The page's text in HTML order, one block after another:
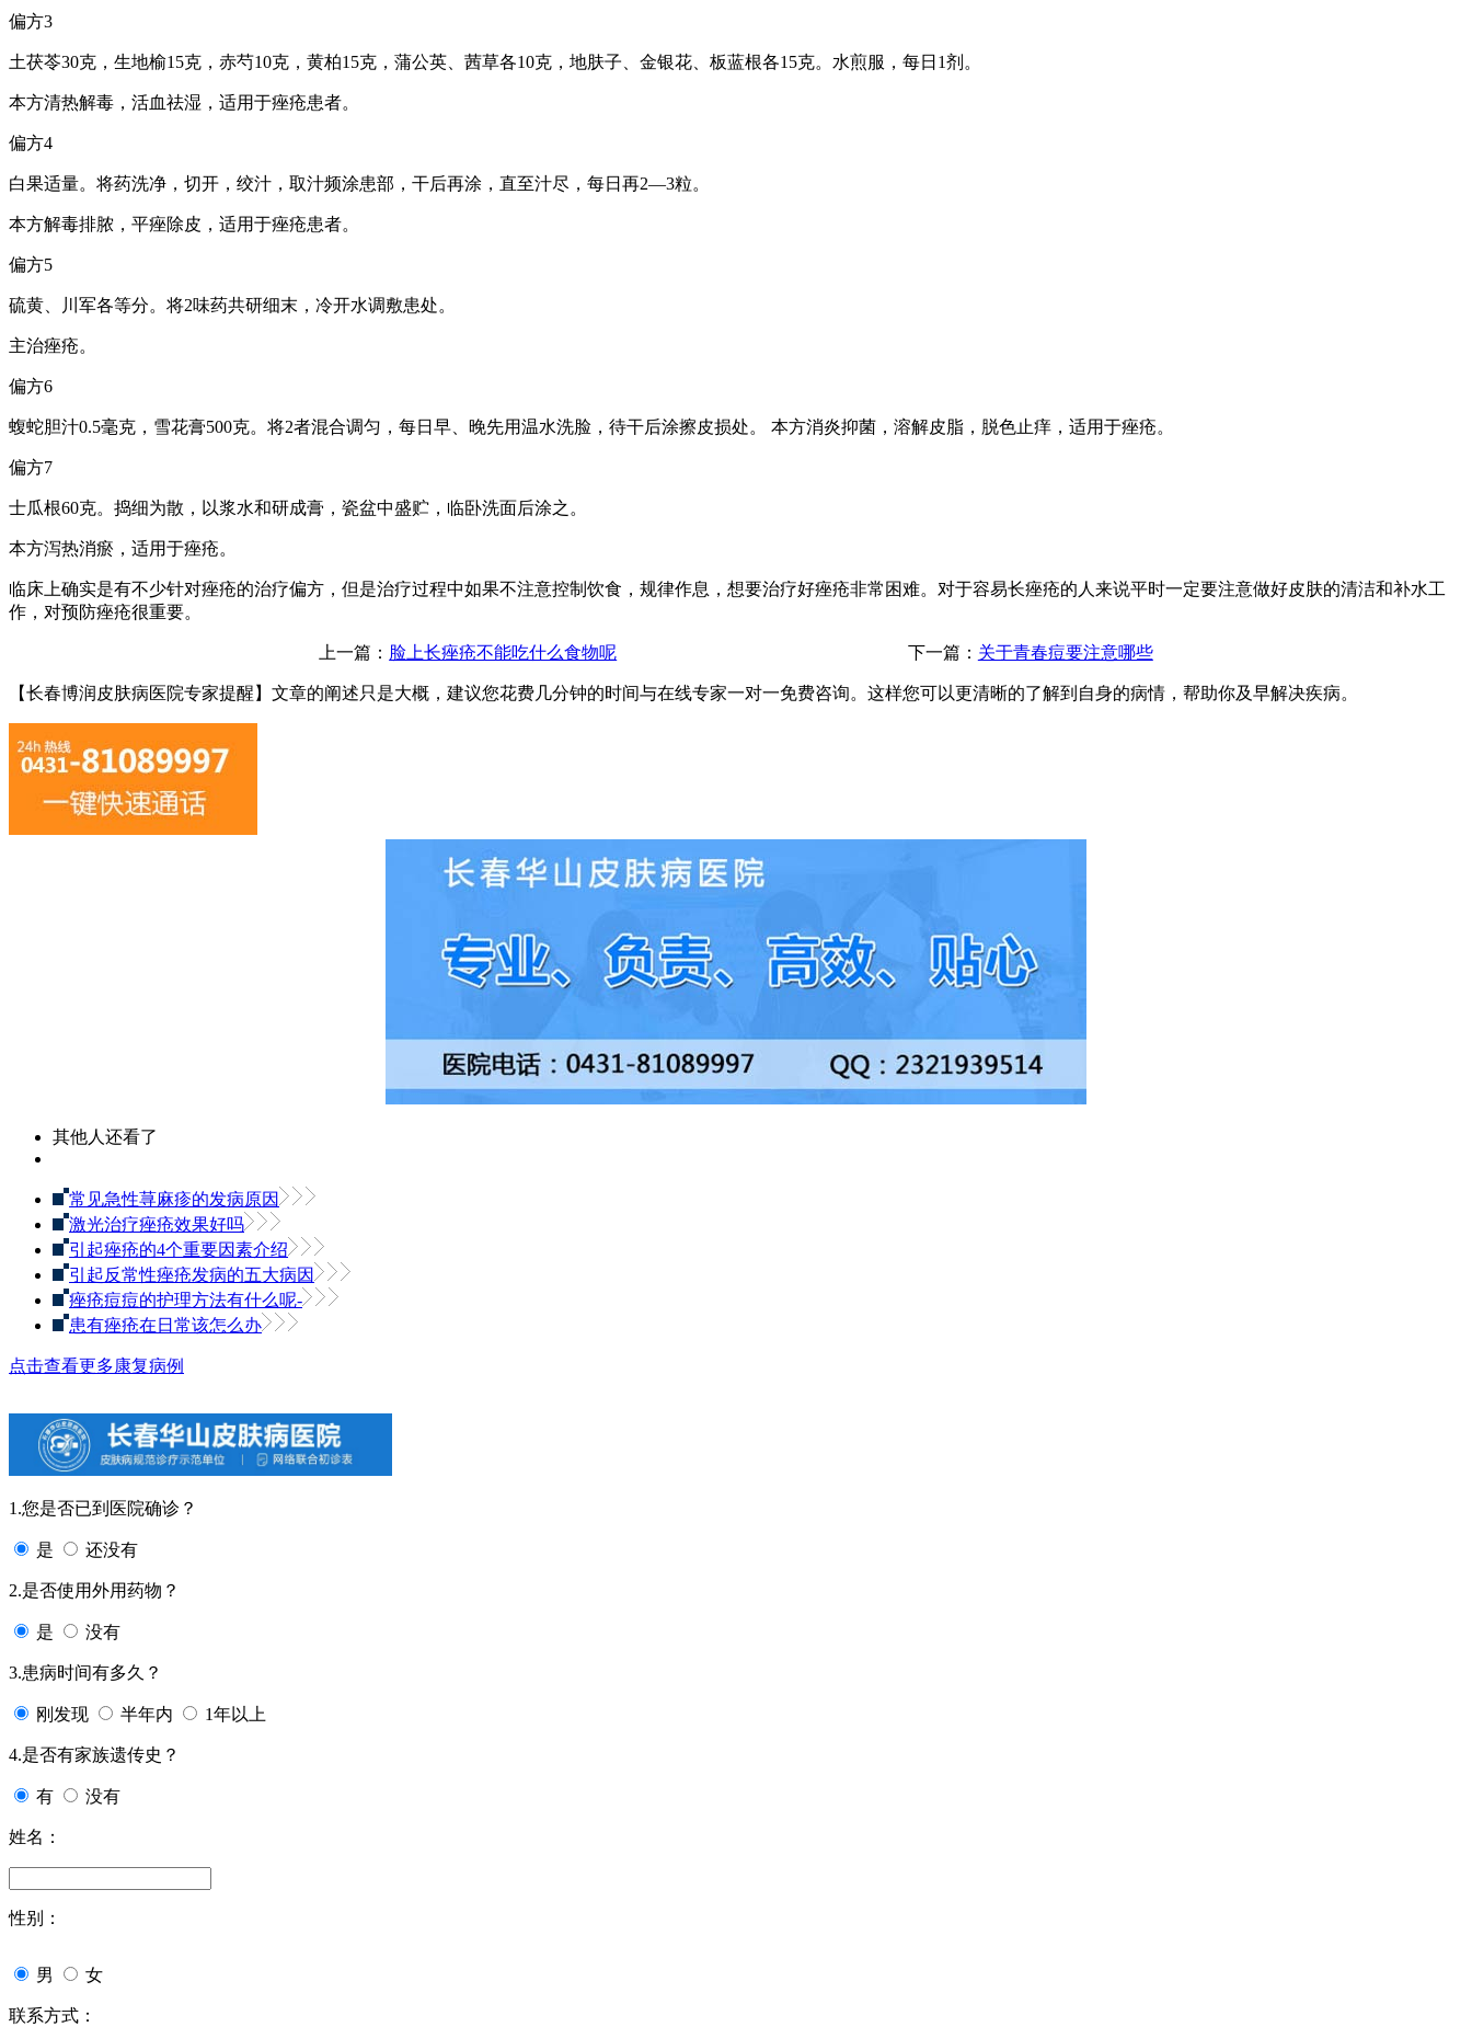
偏方3
土茯苓30克，生地榆15克，赤芍10克，黄柏15克，蒲公英、茜草各10克，地肤子、金银花、板蓝根各15克。水煎服，每日1剂。
本方清热解毒，活血祛湿，适用于痤疮患者。
偏方4
白果适量。将药洗净，切开，绞汁，取汁频涂患部，干后再涂，直至汁尽，每日再2—3粒。
本方解毒排脓，平痤除皮，适用于痤疮患者。
偏方5
硫黄、川军各等分。将2味药共研细末，冷开水调敷患处。
主治痤疮。
偏方6
蝮蛇胆汁0.5毫克，雪花膏500克。将2者混合调匀，每日早、晚先用温水洗脸，待干后涂擦皮损处。 本方消炎抑菌，溶解皮脂，脱色止痒，适用于痤疮。
偏方7
士瓜根60克。捣细为散，以浆水和研成膏，瓷盆中盛贮，临卧洗面后涂之。
本方泻热消瘀，适用于痤疮。
临床上确实是有不少针对痤疮的治疗偏方，但是治疗过程中如果不注意控制饮食，规律作息，想要治疗好痤疮非常困难。对于容易长痤疮的人来说平时一定要注意做好皮肤的清洁和补水工
作，对预防痤疮很重要。
上一篇： 脸上长痤疮不能吃什么食物呢 下一篇： 关于青春痘要注意哪些
【长春博润皮肤病医院专家提醒】 文章的阐述只是大概，建议您花费几分钟的时间与在线专家一对一免费咨询。这样您可以更清晰的了解到自身的病情，帮助你及早解决疾病。
其他人还看了
常见急性荨麻疹的发病原因
激光治疗痤疮效果好吗
引起痤疮的4个重要因素介绍
引起反常性痤疮发病的五大病因
痤疮痘痘的护理方法有什么呢-
患有痤疮在日常该怎么办
点击查看更多康复病例
1.您是否已到医院确诊？
是 还没有
2.是否使用外用药物？
是 没有
3.患病时间有多久？
刚发现 半年内 1年以上
4.是否有家族遗传史？
有 没有
姓名：
性别：
男 女
联系方式：